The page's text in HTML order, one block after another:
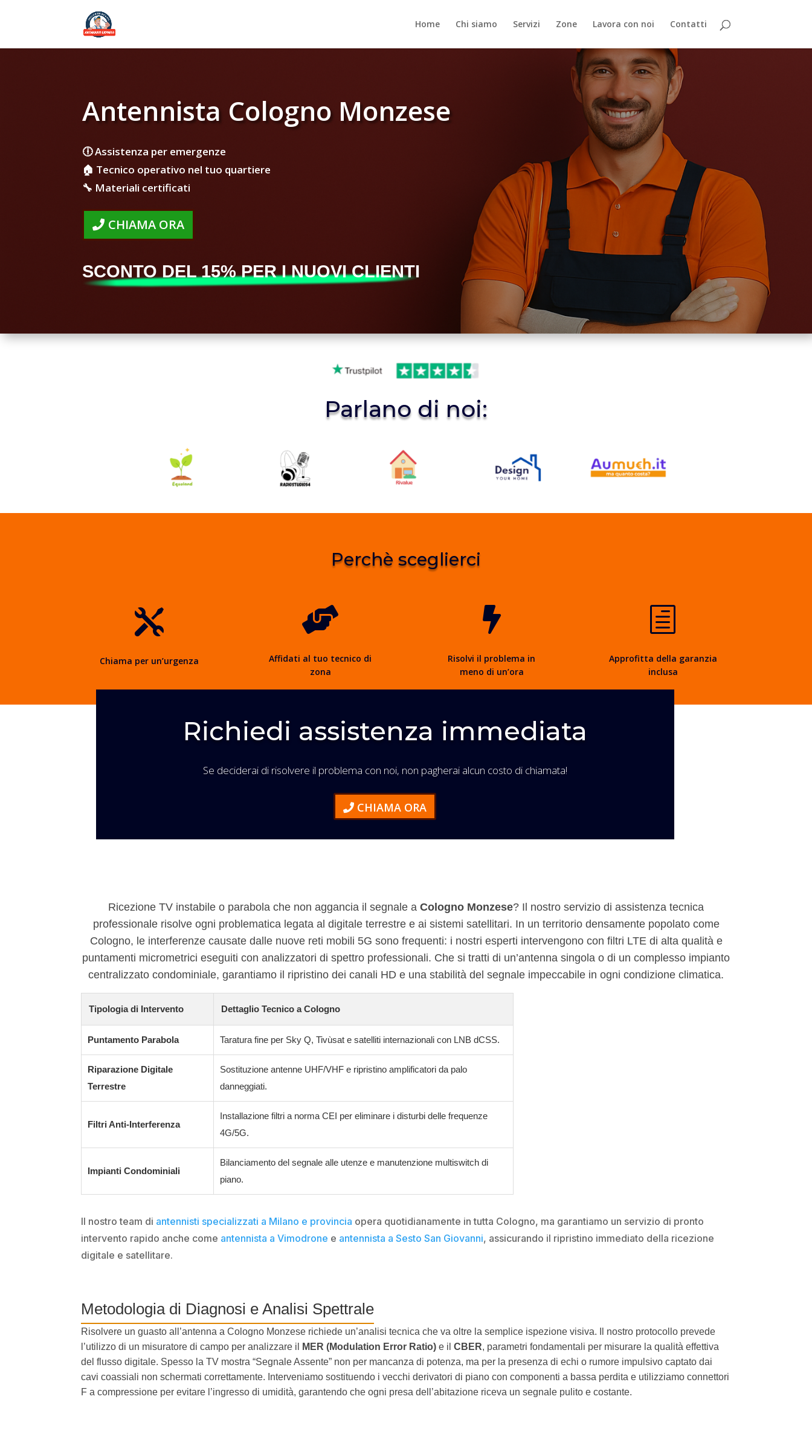
Home Chi siamo Servizi Zone Lavora con noi Contatti
Antennista Cologno Monzese
🕕 Assistenza per emergenze
🏠 Tecnico operativo nel tuo quartiere
🔧 Materiali certificati
CHIAMA ORA
SCONTO DEL 15% PER I NUOVI CLIENTI
Parlano di noi:
Perchè sceglierci

Chiama per un’urgenza

Affidati al tuo tecnico di
zona

Risolvi il problema in
meno di un’ora
h
Approfitta della garanzia
inclusa
Richiedi assistenza immediata
Se deciderai di risolvere il problema con noi, non pagherai alcun costo di chiamata!
CHIAMA ORA
Ricezione TV instabile o parabola che non aggancia il segnale a Cologno Monzese? Il nostro servizio di assistenza tecnica
professionale risolve ogni problematica legata al digitale terrestre e ai sistemi satellitari. In un territorio densamente popolato come
Cologno, le interferenze causate dalle nuove reti mobili 5G sono frequenti: i nostri esperti intervengono con filtri LTE di alta qualità e
puntamenti micrometrici eseguiti con analizzatori di spettro professionali. Che si tratti di un’antenna singola o di un complesso impianto
centralizzato condominiale, garantiamo il ripristino dei canali HD e una stabilità del segnale impeccabile in ogni condizione climatica.
Tipologia di Intervento Dettaglio Tecnico a Cologno
Puntamento Parabola Taratura fine per Sky Q, Tivùsat e satelliti internazionali con LNB dCSS.
Riparazione Digitale
Terrestre
Sostituzione antenne UHF/VHF e ripristino amplificatori da palo
danneggiati.
Filtri Anti-Interferenza
Installazione filtri a norma CEI per eliminare i disturbi delle frequenze
4G/5G.
Impianti Condominiali
Bilanciamento del segnale alle utenze e manutenzione multiswitch di
piano.
Il nostro team di antennisti specializzati a Milano e provincia opera quotidianamente in tutta Cologno, ma garantiamo un servizio di pronto
intervento rapido anche come antennista a Vimodrone e antennista a Sesto San Giovanni, assicurando il ripristino immediato della ricezione
digitale e satellitare.
Metodologia di Diagnosi e Analisi Spettrale
Risolvere un guasto all’antenna a Cologno Monzese richiede un’analisi tecnica che va oltre la semplice ispezione visiva. Il nostro protocollo prevede
l’utilizzo di un misuratore di campo per analizzare il
MER (Modulation Error Ratio) e ilCBER, parametri fondamentali per misurare la qualità effettiva
del flusso digitale. Spesso la TV mostra “Segnale Assente” non per mancanza di potenza, ma per la presenza di echi o rumore impulsivo captato dai
cavi coassiali non schermati correttamente. Interveniamo sostituendo i vecchi derivatori di piano con componenti a bassa perdita e utilizziamo connettori
F a compressione per evitare l’ingresso di umidità, garantendo che ogni presa dell’abitazione riceva un segnale pulito e costante.